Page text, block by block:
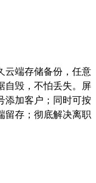
云端存储备份，任意
自毁，不怕丢失。屏
添加客户；同时可按
留存；彻底解决离职